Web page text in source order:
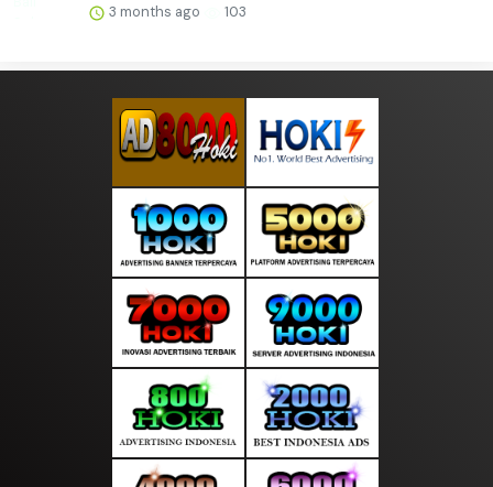
3 months ago 103